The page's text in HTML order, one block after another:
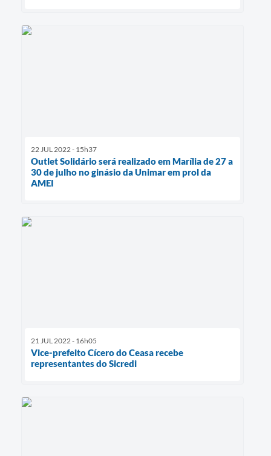
22 JUL 2022 - 15h37
Outlet Solidário será realizado em Marília de 27 a
30 de julho no ginásio da Unimar em prol da
AMEI
21 JUL 2022 - 16h05
Vice-prefeito Cícero do Ceasa recebe
representantes do Sicredi